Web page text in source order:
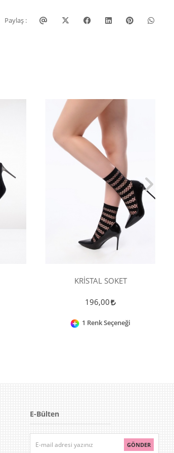
Paylaş :
KRİSTAL SOKET
196,00
1 Renk Seçeneği
E-Bülten
GÖNDER